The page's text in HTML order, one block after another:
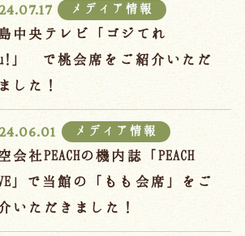
メディア情報
中央テレビ「ゴジてれ
」 で桃会席をご紹介いただ
した！
メディア情報
会社PEACHの機内誌「PEACH
」で当館の「もも会席」をご
いただきました！
よくあるご質問
更・キャンセル
リシー
ョップ
むすめ